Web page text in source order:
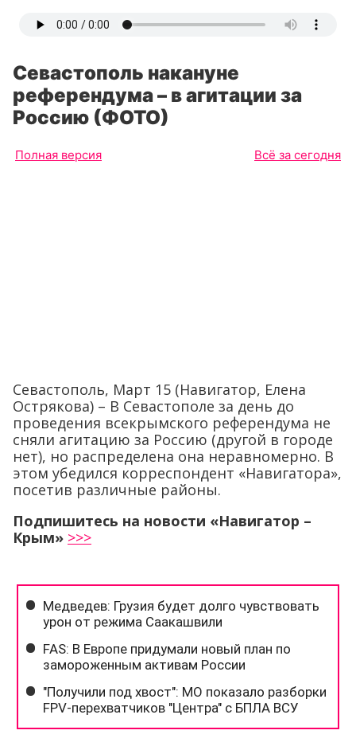
Севастополь накануне
референдума – в агитации за
Россию (ФОТО)
Полная версия Всё за сегодня
Севастополь, Март 15 (Навигатор, Елена
Острякова) – В Севастополе за день до
проведения всекрымского референдума не
сняли агитацию за Россию (другой в городе
нет), но распределена она неравномерно. В
этом убедился корреспондент «Навигатора»,
посетив различные районы.
Подпишитесь на новости «Навигатор –
Крым» >>>